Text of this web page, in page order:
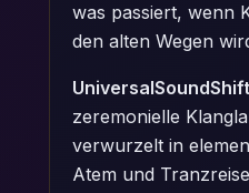
was passiert, wenn
den alten Wegen
zeremonielle
verwurzelt in
Atem und